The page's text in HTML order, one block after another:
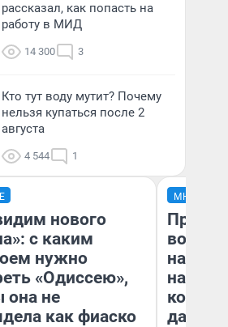
рассказал, как попасть на
работу в МИД
14 300 3
Кто тут воду мутит? Почему
нельзя купаться после 2
августа
4 544 1
нового
с каким
нужно
«Одиссею»,
она не
как фиаско
МНЕНИЕ
нам
даже